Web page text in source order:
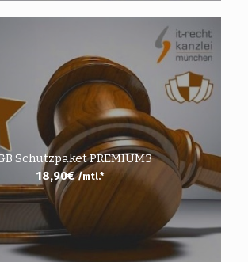
Schutzpaket PREMIUM3
18,90€ /mtl.*